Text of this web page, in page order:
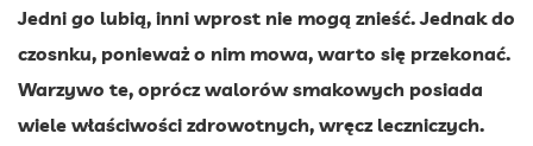
Jedni go lubią, inni wprost nie mogą znieść. Jednak do
czosnku, ponieważ o nim mowa, warto się przekonać.
Warzywo te, oprócz walorów smakowych posiada
wiele właściwości zdrowotnych, wręcz leczniczych.